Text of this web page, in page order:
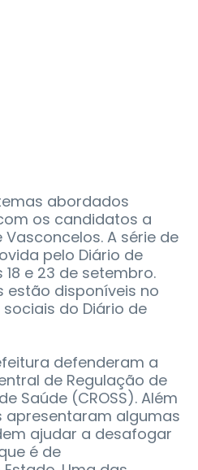
abordados
os candidatos a
A série de
pelo Diário de
e 23 de setembro.
estão disponíveis no
do Diário de
defenderam a
de Regulação de
Saúde (CROSS). Além
apresentaram algumas
ajudar a desafogar
é de